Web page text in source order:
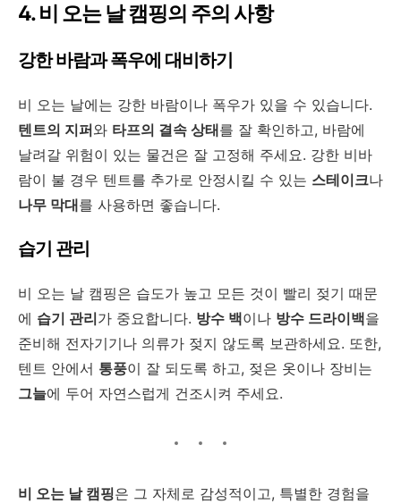
4. 비 오는 날 캠핑의 주의 사항
강한 바람과 폭우에 대비하기
비 오는 날에는 강한 바람이나 폭우가 있을 수 있습니다.
텐트의 지퍼와 타프의 결속 상태를 잘 확인하고, 바람에
날려갈 위험이 있는 물건은 잘 고정해 주세요. 강한 비바
람이 불 경우 텐트를 추가로 안정시킬 수 있는 스테이크나
나무 막대를 사용하면 좋습니다.
습기 관리
비 오는 날 캠핑은 습도가 높고 모든 것이 빨리 젖기 때문
에 습기 관리가 중요합니다. 방수 백이나 방수 드라이백을
준비해 전자기기나 의류가 젖지 않도록 보관하세요. 또한,
텐트 안에서 통풍이 잘 되도록 하고, 젖은 옷이나 장비는
그늘에 두어 자연스럽게 건조시켜 주세요.
비 오는 날 캠핑은 그 자체로 감성적이고, 특별한 경험을